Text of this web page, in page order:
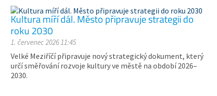
Kultura míří dál. Město připravuje strategii do
roku 2030
1. červenec 2026 11:45
Velké Meziříčí připravuje nový strategický dokument, který
určí směřování rozvoje kultury ve městě na období 2026–
2030.